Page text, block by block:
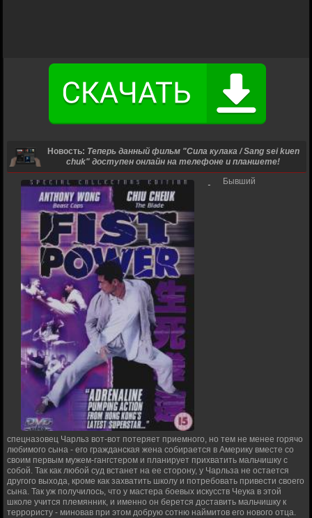
Новость: Теперь данный фильм "Сила кулака / Sang sei kuen
chuk" доступен онлайн на телефоне и планшете!
Бывший
спецназовец Чарльз вот-вот потеряет приемного, но тем не менее горячо
любимого сына - его гражданская жена собирается в Америку вместе со
своим первым мужем-гангстером и планирует прихватить мальчишку с
собой. Так как любой суд встанет на ее сторону, у Чарльза не остается
другого выхода, кроме как захватить школу и потребовать привести своего
сына. Так уж получилось, что у мастера боевых искусств Чеука в этой
школе учится племянник, и именно он берется доставить мальчишку к
террористу - миновав при этом добрую сотню наймитов его нового отца.